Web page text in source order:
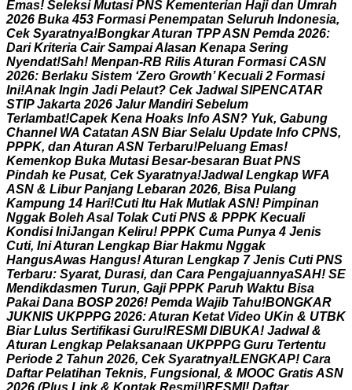
Emas! Seleksi Mutasi PNS Kementerian Haji dan Umrah
2026 Buka 453 Formasi Penempatan Seluruh Indonesia,
Cek Syaratnya!BongkarAturan TPPASN Pemda 2026:
Dari Kriteria Cair SampaiAlasan Kenapa Sering
Nyendat!Sah! Menpan-RB RilisAturan Formasi CASN
2026: Berlaku Sistem ‘Zero Growth’ Kecuali 2 Formasi
Ini!Anak Ingin Jadi Pelaut? Cek Jadwal SIPENCATAR
STIP Jakarta 2026 Jalur Mandiri Sebelum
Terlambat!Capek Kena Hoaks InfoASN? Yuk, Gabung
Channel WA Catatan ASN Biar Selalu Update Info CPNS,
PPPK, dan Aturan ASN Terbaru!Peluang Emas!
Kemenkop Buka Mutasi Besar-besaran Buat PNS
Pindah ke Pusat, Cek Syaratnya!Jadwal Lengkap WFA
ASN & Libur Panjang Lebaran 2026, Bisa Pulang
Kampung 14 Hari!Cuti Itu Hak MutlakASN! Pimpinan
Nggak Boleh Asal Tolak Cuti PNS & PPPK Kecuali
Kondisi IniJangan Keliru! PPPK Cuma Punya 4 Jenis
Cuti, IniAturan Lengkap Biar Hakmu Nggak
HangusAwas Hangus!Aturan Lengkap 7 Jenis Cuti PNS
Terbaru: Syarat, Durasi, dan Cara PengajuannyaSAH! SE
Mendikdasmen Turun, Gaji PPPK Paruh Waktu Bisa
Pakai Dana BOSP 2026! Pemda Wajib Tahu!BONGKAR
JUKNIS UKPPPG 2026:Aturan Ketat Video UKin & UTBK
Biar Lulus Sertifikasi Guru!RESMI DIBUKA! Jadwal &
Aturan Lengkap Pelaksanaan UKPPPG Guru Tertentu
Periode 2 Tahun 2026, Cek Syaratnya!LENGKAP! Cara
Daftar Pelatihan Teknis, Fungsional, & MOOC GratisASN
2026 (Plus L ink & Kontak Resmi!)RESMI! Daftar